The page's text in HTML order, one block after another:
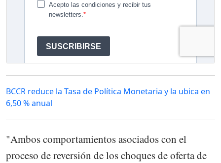
BCCR reduce la Tasa de Política Monetaria y la ubica en
6,50 % anual
"Ambos comportamientos asociados con el
proceso de reversión de los choques de oferta de